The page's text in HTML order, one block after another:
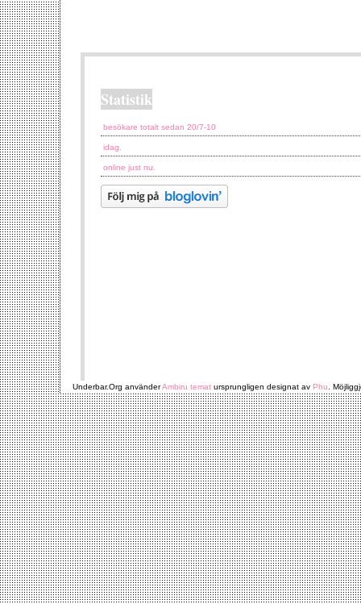
Statistik
besökare totalt sedan 20/7-10
idag.
online just nu.
Underbar.Org använderAmbiru temat ursprungligen designat av Phu .